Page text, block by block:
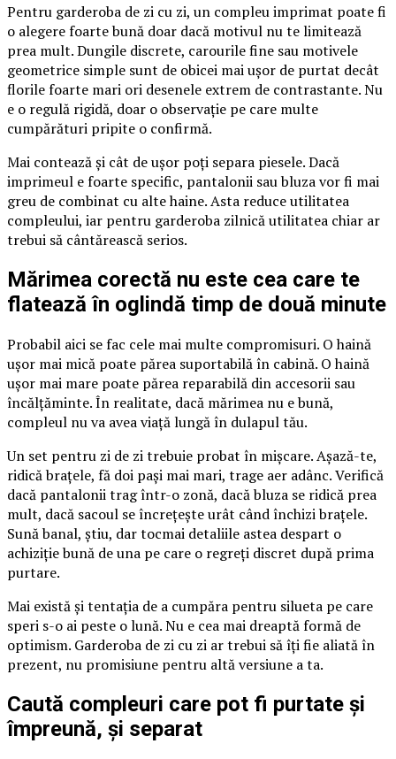
Pentru garderoba de zi cu zi, un compleu imprimat poate fi
o alegere foarte bună doar dacă motivul nu te limitează
prea mult. Dungile discrete, carourile fine sau motivele
geometrice simple sunt de obicei mai ușor de purtat decât
florile foarte mari ori desenele extrem de contrastante. Nu
e o regulă rigidă, doar o observație pe care multe
cumpărături pripite o confirmă.
Mai contează și cât de ușor poți separa piesele. Dacă
imprimeul e foarte specific, pantalonii sau bluza vor fi mai
greu de combinat cu alte haine. Asta reduce utilitatea
compleului, iar pentru garderoba zilnică utilitatea chiar ar
trebui să cântărească serios.
Mărimea corectă nu este cea care te
flatează în oglindă timp de două minute
Probabil aici se fac cele mai multe compromisuri. O haină
ușor mai mică poate părea suportabilă în cabină. O haină
ușor mai mare poate părea reparabilă din accesorii sau
încălțăminte. În realitate, dacă mărimea nu e bună,
compleul nu va avea viață lungă în dulapul tău.
Un set pentru zi de zi trebuie probat în mișcare. Așază-te,
ridică brațele, fă doi pași mai mari, trage aer adânc. Verifică
dacă pantalonii trag într-o zonă, dacă bluza se ridică prea
mult, dacă sacoul se încrețește urât când închizi brațele.
Sună banal, știu, dar tocmai detaliile astea despart o
achiziție bună de una pe care o regreți discret după prima
purtare.
Mai există și tentația de a cumpăra pentru silueta pe care
speri s-o ai peste o lună. Nu e cea mai dreaptă formă de
optimism. Garderoba de zi cu zi ar trebui să îți fie aliată în
prezent, nu promisiune pentru altă versiune a ta.
Caută compleuri care pot fi purtate și
împreună, și separat